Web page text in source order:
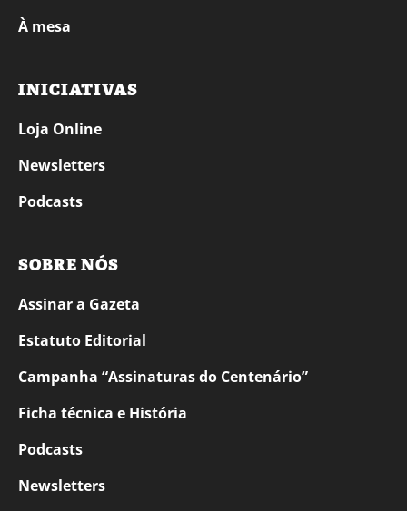
À mesa
INICIATIVAS
Loja Online
Newsletters
Podcasts
SOBRE NÓS
Assinar a Gazeta
Estatuto Editorial
Campanha “Assinaturas do Centenário”
Ficha técnica e História
Podcasts
Newsletters